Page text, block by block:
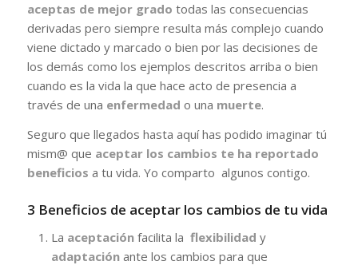
aceptas de mejor grado todas las consecuencias
derivadas pero siempre resulta más complejo cuando
viene dictado y marcado o bien por las decisiones de
los demás como los ejemplos descritos arriba o bien
cuando es la vida la que hace acto de presencia a
través de una enfermedad o una muerte.
Seguro que llegados hasta aquí has podido imaginar tú
mism@ que aceptar los cambios te ha reportado
beneficios a tu vida. Yo comparto algunos contigo.
3 Beneficios de aceptar los cambios de tu vida
La aceptaciónfacilita la flexibilidad y
adaptaciónante los cambios para que